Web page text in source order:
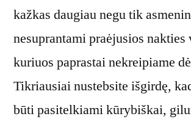
kažkas daugiau negu tik
nesuprantami praėjusios
kuriuos paprastai nekreipiame
Tikriausiai nustebsite išgirdę,
būti pasitelkiami kūrybiškai,